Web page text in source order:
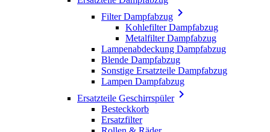
Filter Dampfabzug 
Kohlefilter Dampfabzug
Metalfilter Dampfabzug
Lampenabdeckung Dampfabzug
Blende Dampfabzug
Sonstige Ersatzteile Dampfabzug
Lampen Dampfabzug
Ersatzteile Geschirrspüler
Besteckkorb
Ersatzfilter